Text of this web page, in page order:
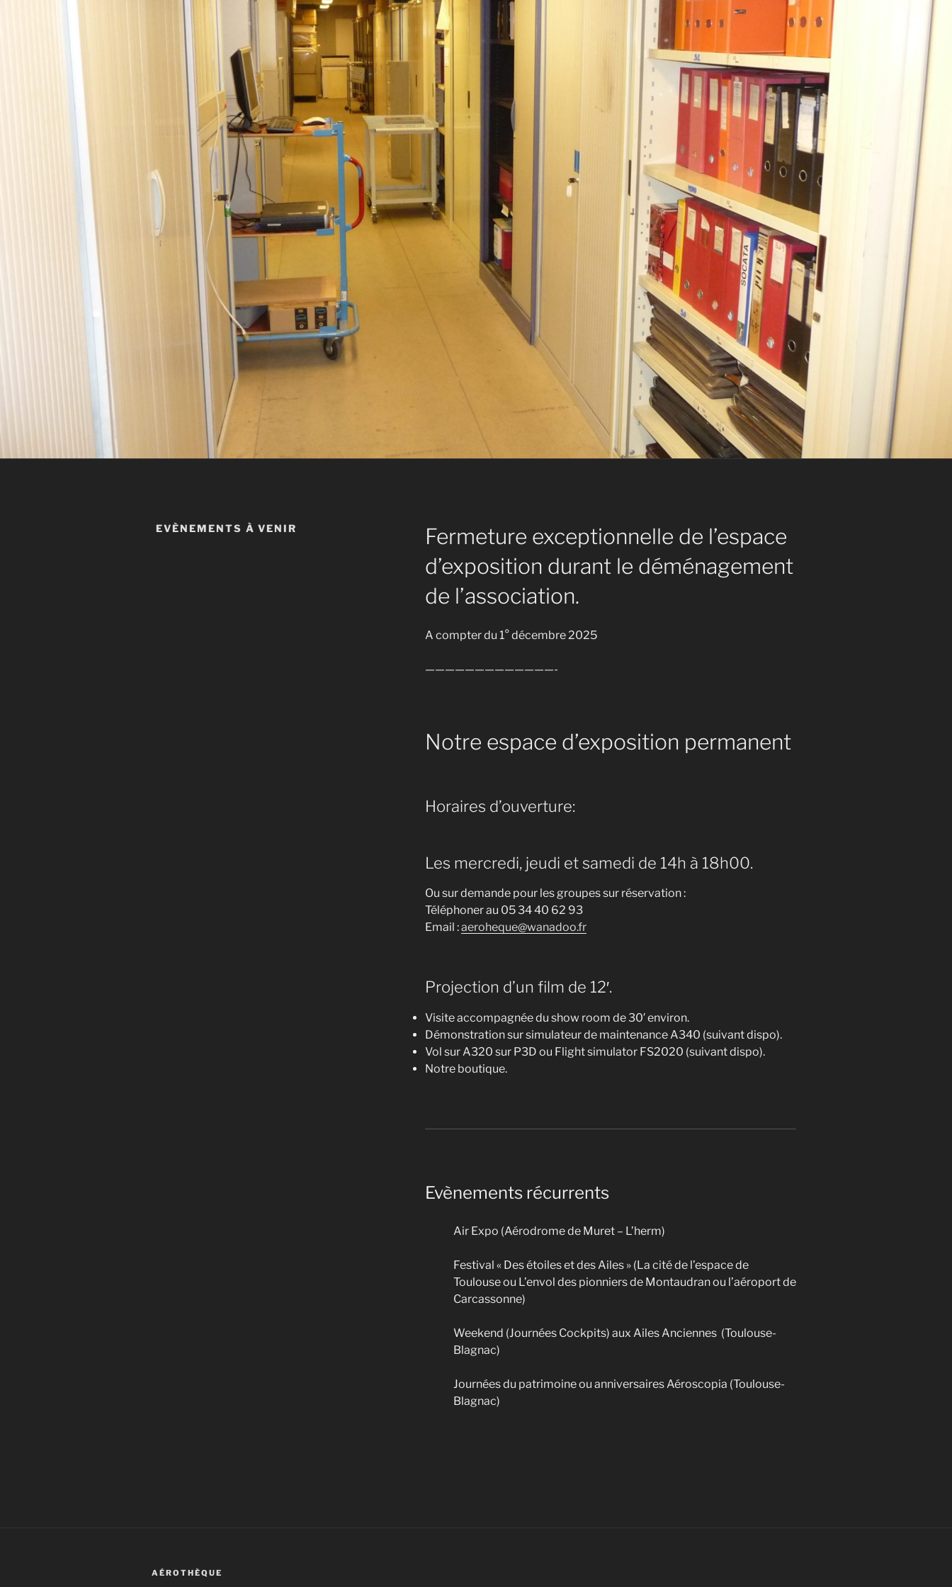
EVÈNEMENTS À VENIR
Fermeture exceptionnelle de l’espace
d’exposition durant le déménagement
de l’association.
A compter du 1° décembre 2025
—————————————-
Notre espace d’exposition permanent
Horaires d’ouverture:
Les mercredi, jeudi et samedi de 14h à 18h00.
Ou sur demande pour les groupes sur réservation :
Téléphoner au 05 34 40 62 93
Email :aeroheque@wanadoo.fr
Projection d’un film de 12′.
Visite accompagnée du show room de 30′ environ.
Démonstration sur simulateur de maintenance A340 (suivant dispo).
Vol sur A320 sur P3D ou Flight simulator FS2020 (suivant dispo).
Notre boutique.
Evènements récurrents
Air Expo (Aérodrome de Muret – L’herm)
Festival « Des étoiles et des Ailes » (La cité de l’espace de
Toulouse ou L’envol des pionniers de Montaudran ou l’aéroport de
Carcassonne)
Weekend (Journées Cockpits) aux Ailes Anciennes (Toulouse-
Blagnac)
Journées du patrimoine ou anniversaires Aéroscopia (Toulouse-
Blagnac)
AÉROTHÈQUE